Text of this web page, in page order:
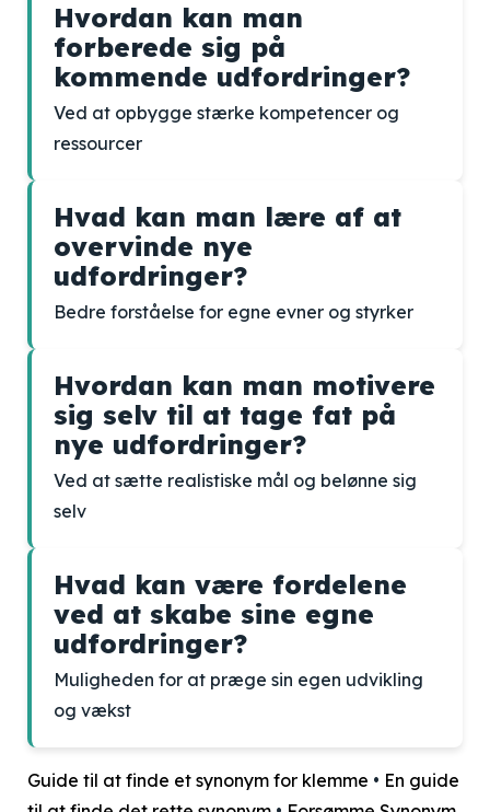
Hvordan kan man
forberede sig på
kommende udfordringer?
Ved at opbygge stærke kompetencer og
ressourcer
Hvad kan man lære af at
overvinde nye
udfordringer?
Bedre forståelse for egne evner og styrker
Hvordan kan man motivere
sig selv til at tage fat på
nye udfordringer?
Ved at sætte realistiske mål og belønne sig
selv
Hvad kan være fordelene
ved at skabe sine egne
udfordringer?
Muligheden for at præge sin egen udvikling
og vækst
Guide til at finde et synonym for klemme • En guide